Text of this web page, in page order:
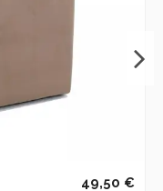
49,50 €